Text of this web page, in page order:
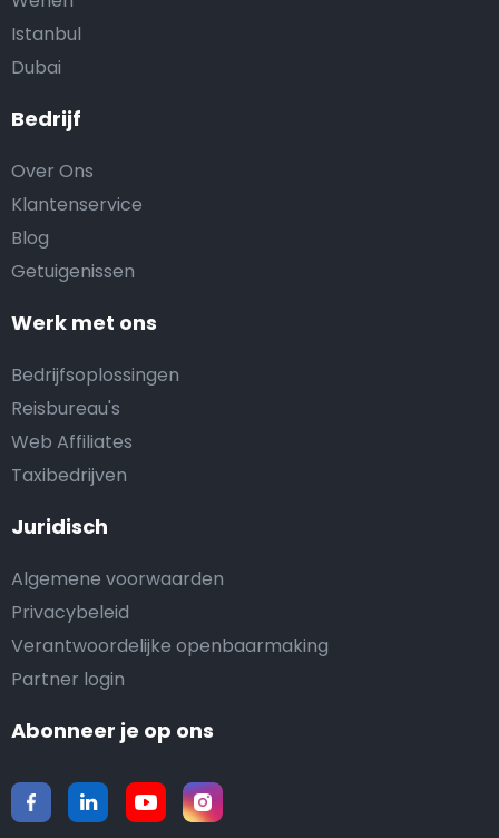
Bedrijf
Over Ons
Klantenservice
Blog
Getuigenissen
Werk met ons
Bedrijfsoplossingen
Reisbureau's
Web Affiliates
Taxibedrijven
Juridisch
Algemene voorwaarden
Privacybeleid
Verantwoordelijke openbaarmaking
Partner login
Istanbul
Dubai
Abonneer je op ons